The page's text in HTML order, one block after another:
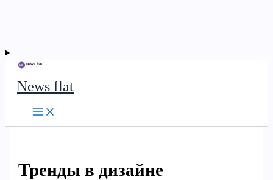
News flat
Тренды в дизайне